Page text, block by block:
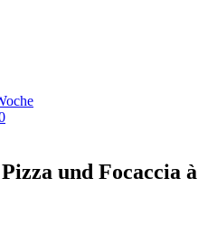
und Focaccia à